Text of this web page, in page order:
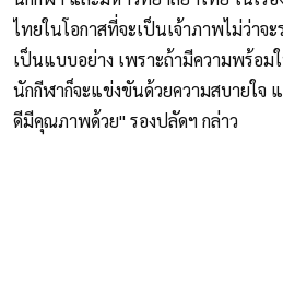
ไทยในโอกาสที่จะเป็นเจ้าภาพไม่ว่าจะ
เป็นแบบอย่าง เพราะถ้ามีความพร้อ
นักกีฬาก็จะแข่งขันด้วยความสบายใจ
ดีมีคุณภาพด้วย" รองปลัดฯ กล่าว